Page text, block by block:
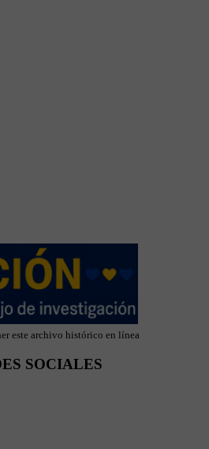
este archivo histórico en línea
SOCIALES